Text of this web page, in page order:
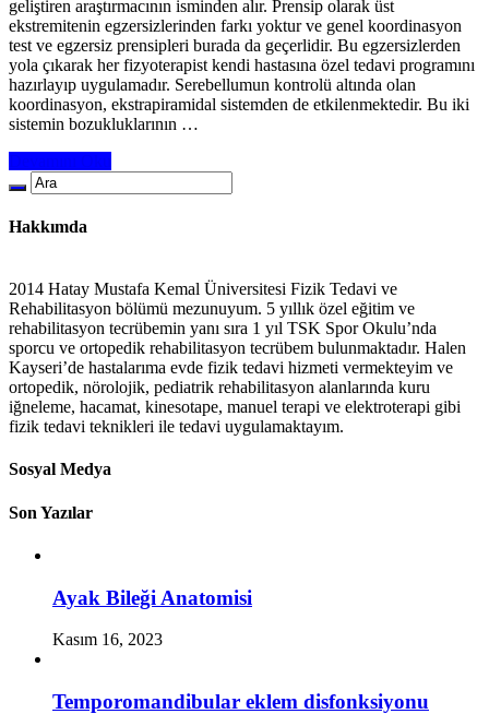
geliştiren araştırmacının isminden alır. Prensip olarak üst
ekstremitenin egzersizlerinden farkı yoktur ve genel koordinasyon
test ve egzersiz prensipleri burada da geçerlidir. Bu egzersizlerden
yola çıkarak her fizyoterapist kendi hastasına özel tedavi programını
hazırlayıp uygulamadır. Serebellumun kontrolü altında olan
koordinasyon, ekstrapiramidal sistemden de etkilenmektedir. Bu iki
sistemin bozukluklarının …
Hakkımda
2014 Hatay Mustafa Kemal Üniversitesi Fizik Tedavi ve
Rehabilitasyon bölümü mezunuyum. 5 yıllık özel eğitim ve
rehabilitasyon tecrübemin yanı sıra 1 yıl TSK Spor Okulu’nda
sporcu ve ortopedik rehabilitasyon tecrübem bulunmaktadır. Halen
Kayseri’de hastalarıma evde fizik tedavi hizmeti vermekteyim ve
ortopedik, nörolojik, pediatrik rehabilitasyon alanlarında kuru
iğneleme, hacamat, kinesotape, manuel terapi ve elektroterapi gibi
fizik tedavi teknikleri ile tedavi uygulamaktayım.
Sosyal Medya
Son Yazılar
Ayak Bileği Anatomisi
Kasım 16, 2023
Temporomandibular eklem disfonksiyonu